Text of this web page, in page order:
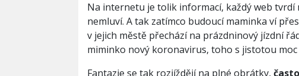
Na internetu je tolik informací, každý web tvrdí
nemluví. A tak zatímco budoucí maminka ví
v jejich městě přechází na prázdninový jízdní
miminko nový koronavirus, toho s jistotou moc
Fantazie se tak rozjíždějí na plné obrátky,